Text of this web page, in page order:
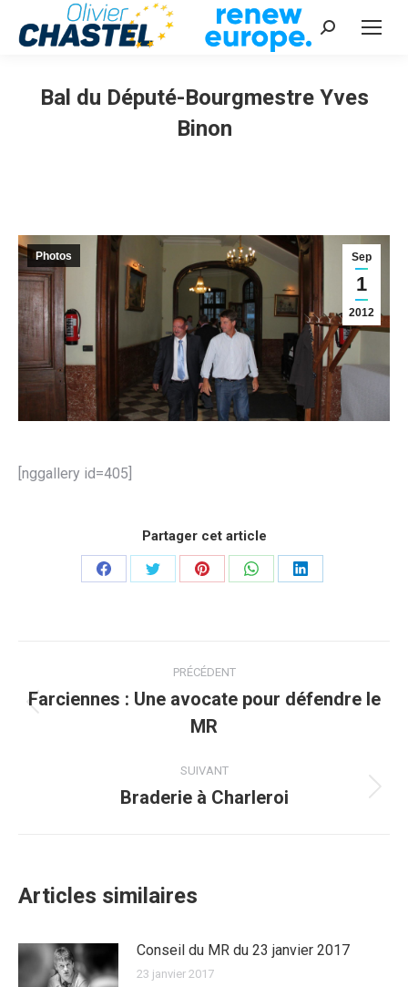
Recherche
Bal du Député-Bourgmestre Yves
Binon
Sep
1
2012
Photos
[nggallery id=405]
Partager cet article
PartagerPartagerPartagerPartagerPartager
article
PRÉCÉDENT
Article
précédent
Farciennes : Une avocate pour défendre le
MR
SUIVANT
Article
Braderie à Charleroi
Articles similaires
Conseil du MR du 23 janvier 2017
23 janvier 2017